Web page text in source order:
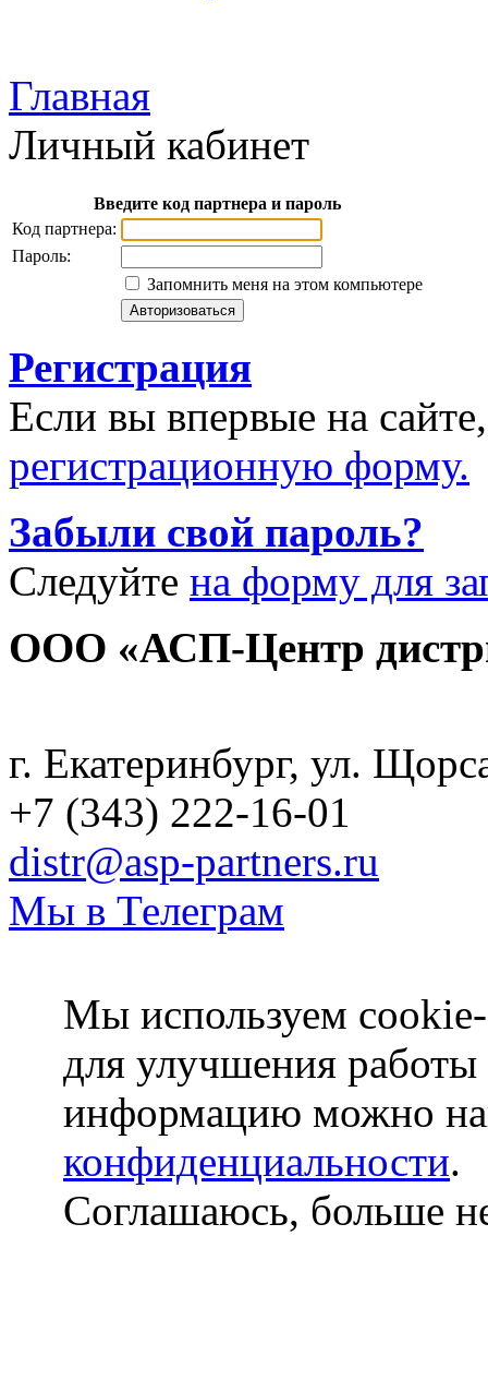
Главная
Личный кабинет
Введите код партнера и пароль
Код партнера:
Пароль:
Запомнить меня на этом компьютере
Регистрация
Если вы впервые на
регистрационную форму.
Забыли свой пароль?
Следуйте на форму для
ООО «АСП-Центр
г. Екатеринбург, ул.
+7 (343) 222-16-01
distr@asp-partners.ru
Мы в Телеграм
Мы используем
для улучшения
информацию можно
конфиденциальности.
Соглашаюсь, больше